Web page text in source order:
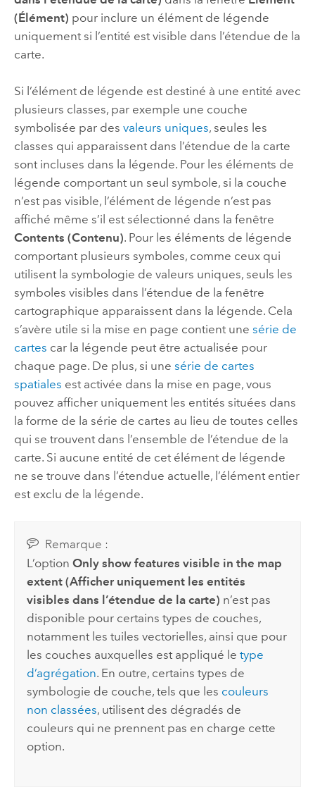
(Élément) pour inclure un élément de légende
uniquement si l’entité est visible dans l’étendue de la
carte.
Si l’élément de légende est destiné à une entité avec
plusieurs classes, par exemple une couche
symbolisée par des valeurs uniques, seules les
classes qui apparaissent dans l’étendue de la carte
sont incluses dans la légende. Pour les éléments de
légende comportant un seul symbole, si la couche
n’est pas visible, l’élément de légende n’est pas
affiché même s’il est sélectionné dans la fenêtre
Contents (Contenu). Pour les éléments de légende
comportant plusieurs symboles, comme ceux qui
utilisent la symbologie de valeurs uniques, seuls les
symboles visibles dans l’étendue de la fenêtre
cartographique apparaissent dans la légende. Cela
s’avère utile si la mise en page contient une série de
cartes car la légende peut être actualisée pour
chaque page. De plus, si une série de cartes
spatiales est activée dans la mise en page, vous
pouvez afficher uniquement les entités situées dans
la forme de la série de cartes au lieu de toutes celles
qui se trouvent dans l’ensemble de l’étendue de la
carte. Si aucune entité de cet élément de légende
ne se trouve dans l’étendue actuelle, l’élément entier
est exclu de la légende.
Remarque :
L’optionOnly show features visible in the map
extent (Afficher uniquement les entités
visibles dans l’étendue de la carte) n’est pas
disponible pour certains types de couches,
notamment les tuiles vectorielles, ainsi que pour
les couches auxquelles est appliqué letype
d’agrégation. En outre, certains types de
symbologie de couche, tels que les couleurs
non classées, utilisent des dégradés de
couleurs qui ne prennent pas en charge cette
option.